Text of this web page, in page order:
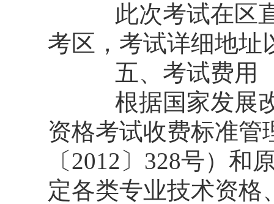
此次考试在区直
考区，考试详细地址
五、考试费用
根据国家发展改
资格考试收费标准管
〔2012〕328号）
定各类专业技术资格